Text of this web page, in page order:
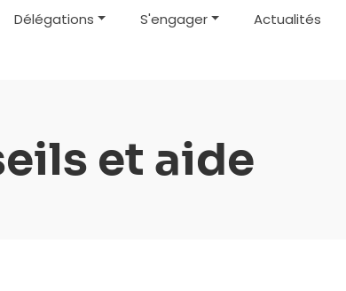
Délégations S'engager Actualités
et aide